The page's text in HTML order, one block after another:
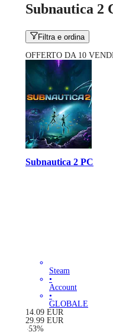
Subnautica 2
Filtra e ordina
OFFERTO DA 10
Subnautica 2 PC
Steam
•
Account
•
GLOBALE
14.09 EUR
29.99 EUR
-53%